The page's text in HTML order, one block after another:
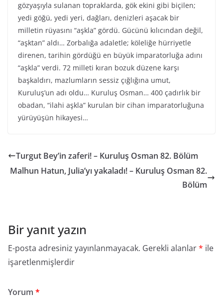
gözyaşıyla sulanan topraklarda, gök ekini gibi biçilen;
yedi göğü, yedi yeri, dağları, denizleri aşacak bir
milletin rüyasını “aşkla” gördü. Gücünü kılıcından değil,
“aşktan” aldı… Zorbalığa adaletle; köleliğe hürriyetle
direnen, tarihin gördüğü en büyük imparatorluğa adını
“aşkla” verdi. 72 milleti kıran bozuk düzene karşı
başkaldırı, mazlumların sessiz çığlığına umut,
Kuruluş’un adı oldu… Kuruluş Osman… 400 çadırlık bir
obadan, “ilahi aşkla” kurulan bir cihan imparatorluğuna
yürüyüşün hikayesi…
Turgut Bey’in zaferi! – Kuruluş Osman 82. Bölüm
Malhun Hatun, Julia’yı yakaladı! – Kuruluş Osman 82.
Bölüm
Bir yanıt yazın
E-posta adresiniz yayınlanmayacak. Gerekli alanlar* ile
işaretlenmişlerdir
Yorum *